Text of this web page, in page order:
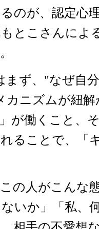
のが、認定心
とこさんによ
ず、"なぜ自
カニズムが紐
」が働くこと、
ることで、「
の人がこんな
いか」「私、